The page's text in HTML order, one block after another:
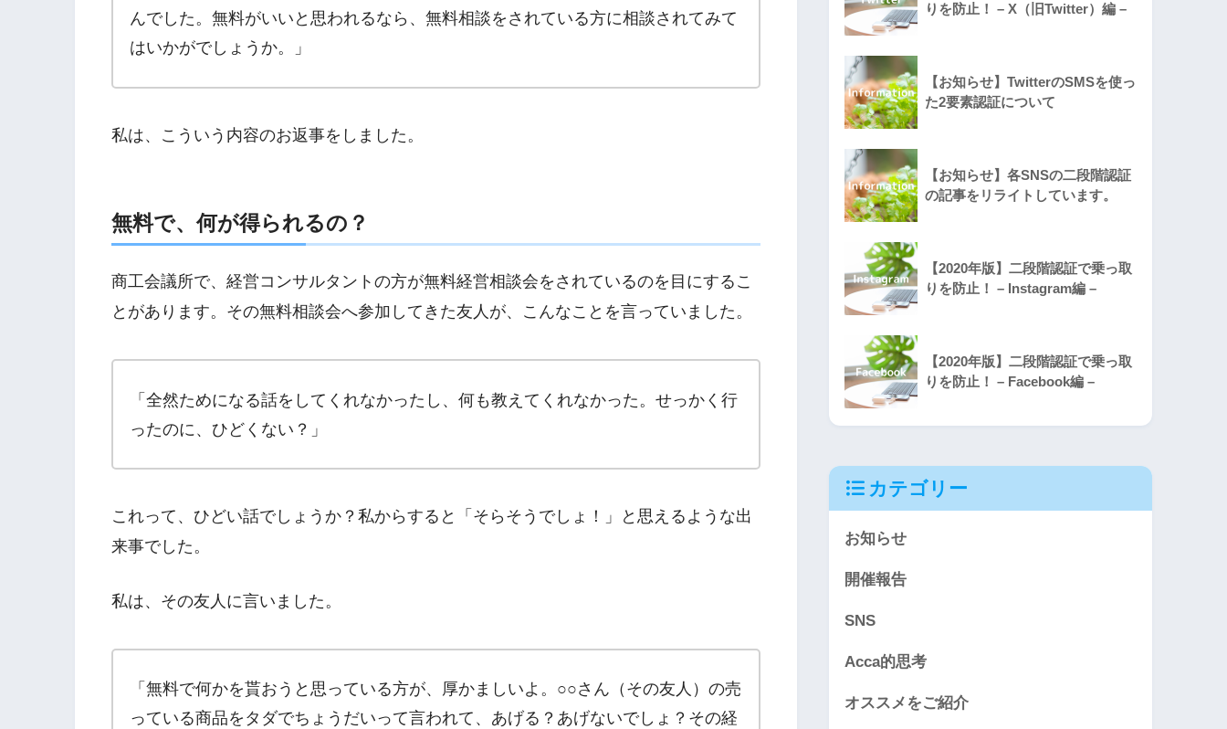
んでした。無料がいいと思われるなら、無料相談をされている方に相談されてみて
はいかがでしょうか。」
私は、こういう内容のお返事をしました。
無料で、何が得られるの？
商工会議所で、経営コンサルタントの方が無料経営相談会をされているのを目にするこ
とがあります。その無料相談会へ参加してきた友人が、こんなことを言っていました。
「全然ためになる話をしてくれなかったし、何も教えてくれなかった。せっかく行
ったのに、ひどくない？」
これって、ひどい話でしょうか？私からすると「そらそうでしょ！」と思えるような出
来事でした。
私は、その友人に言いました。
「無料で何かを貰おうと思っている方が、厚かましいよ。○○さん（その友人）の売
っている商品をタダでちょうだいって言われて、あげる？あげないでしょ？その経
りを防止！ – X（旧Twitter）編 –
【お知らせ】TwitterのSMSを使っ
た2要素認証について
【お知らせ】各SNSの二段階認証
の記事をリライトしています。
【2020年版】二段階認証で乗っ取
りを防止！ – Instagram編 –
【2020年版】二段階認証で乗っ取
りを防止！ – Facebook編 –
カテゴリー
お知らせ
開催報告
SNS
Acca的思考
オススメをご紹介